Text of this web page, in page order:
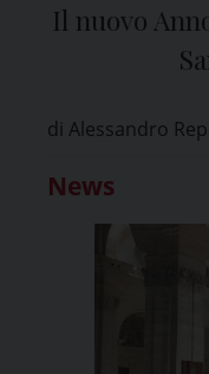
Il nuovo
di Alessandro
News